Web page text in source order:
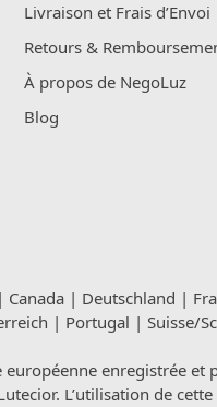
Livraison et Frais d’Envoi
Retours &
À propos de NegoLuz
Blog
| Canada | Deutschland |
| Portugal | Suisse/
enregistrée
L’utilisation de